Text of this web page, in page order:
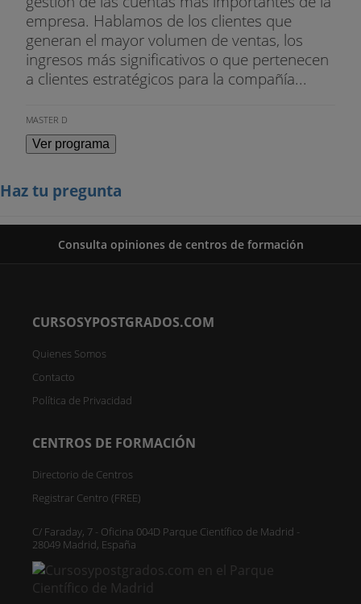
empresa. Hablamos de los clientes que
generan el mayor volumen de ventas, los
ingresos más significativos o que pertenecen
a clientes estratégicos para la compañía...
MASTER D
Ver programa
Haz tu pregunta
Consulta opiniones de centros de formación
CURSOSYPOSTGRADOS.COM
Quienes Somos
Contacto
Política de Privacidad
CENTROS DE FORMACIÓN
Directorio de Centros
Registrar Centro (FREE)
C/ Faraday, 7 - Oficina 004D Parque Científico de Madrid -
28049 Madrid, España